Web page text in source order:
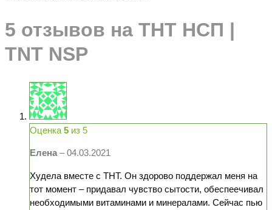
5 отзывов на ТНТ НСП |
TNT NSP
Оценка 5 из 5
Елена – 04.03.2021
Худела вместе с ТНТ. Он здорово поддержал меня на
тот момент – придавал чувство сытости, обеспеечивал
необходимыми витаминами и минералами. Сейчас пью